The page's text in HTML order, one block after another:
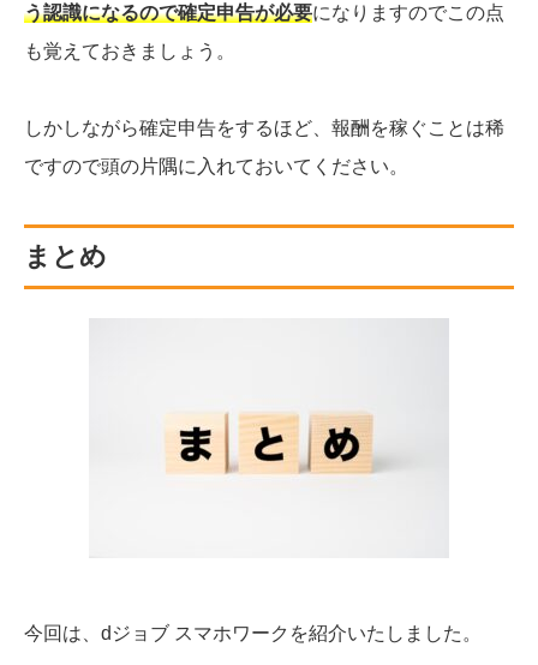
う認識になるので確定申告が必要になりますのでこの点
も覚えておきましょう。
しかしながら確定申告をするほど、報酬を稼ぐことは稀
ですので頭の片隅に入れておいてください。
まとめ
今回は、dジョブ スマホワークを紹介いたしました。